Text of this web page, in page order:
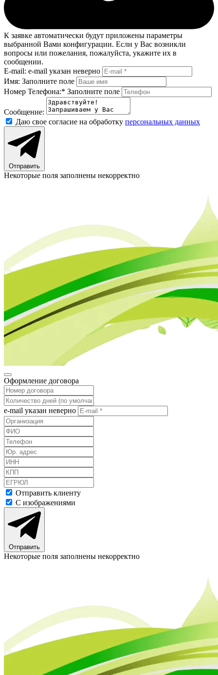
К заявке автоматически будут приложены параметры
выбранной Вами конфигурации. Если у Вас возникли
вопросы или пожелания, пожалуйста, укажите их в
сообщении.
E-mail: e-mail указан неверно
Имя: Заполните поле
Номер Телефона:* Заполните поле
Сообщение:
Даю свое согласие на обработку персональных данных
Отправить
Некоторые поля заполнены некорректно
Оформление договора
e-mail указан неверно
Отправить клиенту
С изображениями
Отправить
Некоторые поля заполнены некорректно